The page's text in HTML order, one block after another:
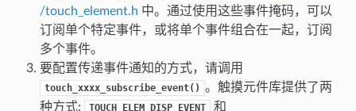
/touch_element.h 中。通过使用这些事件掩码，可以
订阅单个特定事件，或将单个事件组合在一起，订阅
多个事件。
要配置传递事件通知的方式，请调用
touch_xxxx_subscribe_event() 。触摸元件库提供了两
种方式:
TOUCH_ELEM_DISP_EVENT 和